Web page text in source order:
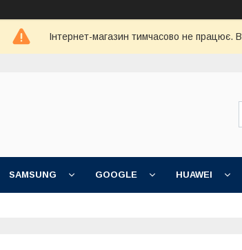
Інтернет-магазин тимчасово не працює.
SAMSUNG GOOGLE HUAWEI